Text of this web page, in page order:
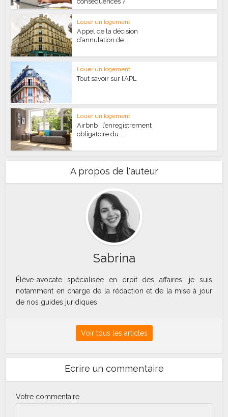
Louer un logement
Appel de la décision
d’annulation de...
Louer un logement
Tout savoir sur l’APL
Louer un logement
Airbnb : l’enregistrement
obligatoire du...
A propos de l'auteur
Sabrina
Élève-avocate spécialisée en droit des affaires, je suis
notamment en charge de la rédaction et de la mise à jour
de nos guides juridiques
Voir tous les articles
Ecrire un commentaire
Votre commentaire